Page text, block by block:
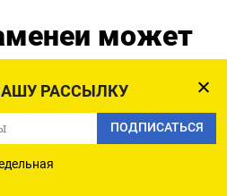
РАССЫЛКУ
ПОДПИСАТЬСЯ
может